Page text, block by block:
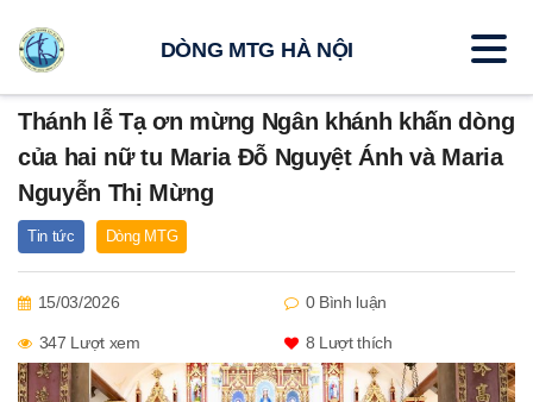
Thánh lễ Tạ ơn mừng Ngân khánh khấn dòng
của hai nữ tu Maria Đỗ Nguyệt Ánh và Maria
Nguyễn Thị Mừng
Tin tức Dòng MTG
15/03/2026 0 Bình luận
347 Lượt xem 8 Lượt thích
DÒNG MTG HÀ NỘI